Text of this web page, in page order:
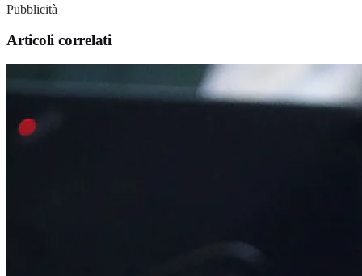
Pubblicità
Articoli correlati